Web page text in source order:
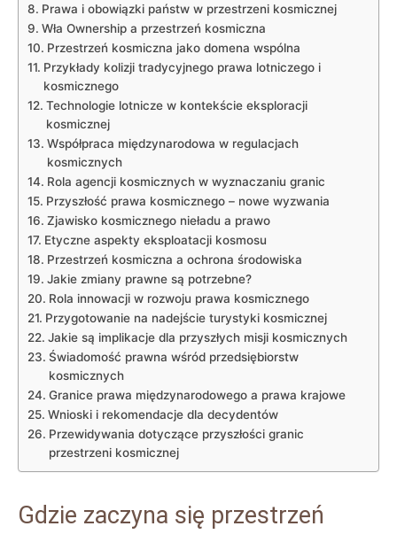
Prawa i obowiązki państw w przestrzeni kosmicznej
Wła Ownership a przestrzeń kosmiczna
Przestrzeń kosmiczna jako domena wspólna
Przykłady kolizji tradycyjnego prawa lotniczego i
kosmicznego
Technologie lotnicze w kontekście eksploracji
kosmicznej
Współpraca międzynarodowa w regulacjach
kosmicznych
Rola agencji kosmicznych w wyznaczaniu granic
Przyszłość prawa kosmicznego – nowe wyzwania
Zjawisko kosmicznego nieładu a prawo
Etyczne aspekty eksploatacji kosmosu
Przestrzeń kosmiczna a ochrona środowiska
Jakie zmiany prawne są potrzebne?
Rola innowacji w rozwoju prawa kosmicznego
Przygotowanie na nadejście turystyki kosmicznej
Jakie są implikacje dla przyszłych misji kosmicznych
Świadomość prawna wśród przedsiębiorstw
kosmicznych
Granice prawa międzynarodowego a prawa krajowe
Wnioski i rekomendacje dla decydentów
Przewidywania dotyczące przyszłości granic
przestrzeni kosmicznej
Gdzie zaczyna się przestrzeń